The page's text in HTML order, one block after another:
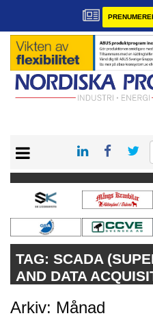
KONTAKT
VÅRA ANDRA MAGASIN
PRENUMERERA
ANNONSERA
TAG: SCADA
AND DATA
Arkiv: Månad